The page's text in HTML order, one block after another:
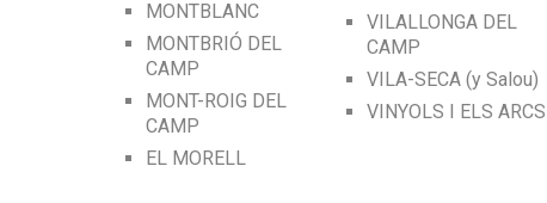
MONTBLANC
MONTBRIÓ DEL
CAMP
MONT-ROIG DEL
CAMP
EL MORELL
VILALLONGA DEL
CAMP
VILA-SECA (y Salou)
VINYOLS I ELS ARCS